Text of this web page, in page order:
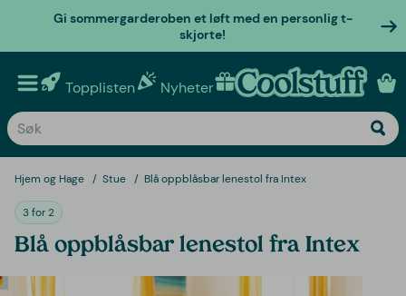
Gi sommergarderoben et løft med en personlig t-
skjorte!
Topplisten Nyheter Personlige gaver
Hjem og Hage Stue Blå oppblåsbar lenestol fra Intex
3 for 2
Blå oppblåsbar lenestol fra Intex